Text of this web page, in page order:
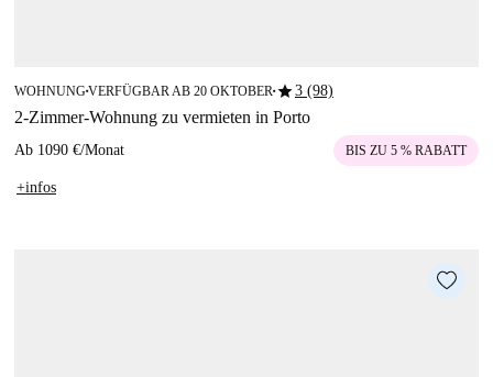
WOHNUNG■VERFÜGBAR AB 20 OKTOBER ■star3 (98)
2-Zimmer-Wohnung zu vermieten in Porto
Ab 1090 €/Monat BIS ZU 5 % RABATT
+infos